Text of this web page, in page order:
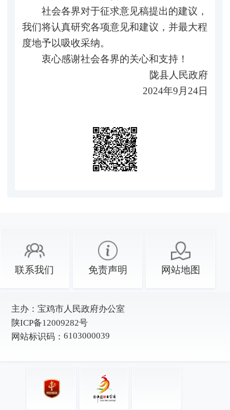
社会各界对于征求意见稿提出的建议，
我们将认真研究各项意见和建议，并最大程
度地予以吸收采纳。
衷心感谢社会各界的关心和支持！
陇县人民政府
2024年9月24日
联系我们 免责声明 网站地图
主办： 宝鸡市人民政府办公室
陕ICP备12009282号
网站标识码： 6103000039